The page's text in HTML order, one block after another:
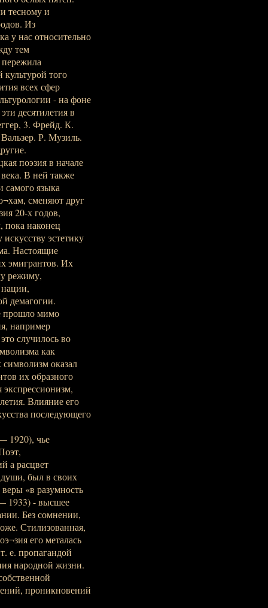
тесному и
Из
у нас относительно
тем
того
всех сфер
- на фоне
десятилетия в
3. Фрейд. К.
Р. Музиль.
поэзия в начале
В ней также
самого языка
сменяют друг
20-х годов,
пока наконец
эстетику
Настоящие
эмигрантов. Их
режиму,
демагогии.
прошло мимо
например
случилось во
как
оказал
их образного
Влияние его
последующего
1920), чье
а расцвет
души, был в своих
«в разумность
1933) - высшее
Без сомнении,
Стилизованная,
его металась
е. пропагандой
народной жизни.
проникновений